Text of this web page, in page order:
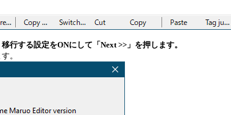
行する設定をONにして「Next >>」を押します。
。